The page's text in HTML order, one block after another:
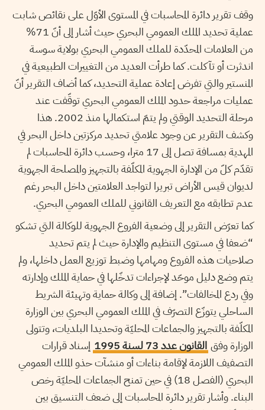
وقف تقرير دائرة المحاسبات في المستوى الأوّل على نقائص شابت
عملية تحديد الملك العمومي البحري حيث أشار إلى أنّ 71%
من العلامات المحدّدة للملك العمومي البحري بولاية سوسة
اندثرت أو تآكلت. كما طرأت العديد من التغييرات الطبيعية في
المنستير والتي تفرض إعادة عملية التحديد، كما أضاف التقرير أنّ
عمليات مراجعة حدود الملك العمومي البحري توقّفت عند
مرحلة التحديد الوقتي ولم يتمّ استكمالها منذ 2002. هذا
وكشف التقرير عن وجود علامتي تحديد مركزتين داخل البحر في
المهدية بمسافة تصل إلى 17 مترا، وحسب دائرة المحاسبات لم
تقدّم كلّ من الإدارة الجهوية المكلّفة بالتجهيز والمصلحة الجهوية
لديوان قيس الأراض تبريرا لتواجد العلامتين داخل البحر رغم
عدم تطابقه مع التعريف القانوني للملك العمومي البحري.
كما تعرّض التقرير إلى وضعية الفروع الجهوية للوكالة التي تشكو
“ضعفا في مستوى التنظيم والإدارة حيث لم يتم تحديد
صلاحيات هذه الفروع ومهامها وضبط توزيع العمل داخلها، ولم
يتم وضع دليل موحّد لإجراءات تدخّلها في حماية الملك وإدارته
وفي ردع المخالفات”. إضافة إلى وكالة حماية وتهيئة الشريط
الساحلي يتوزّع التصرّف في الملك العمومي البحري بين الوزارة
المكلّفة بالتجهيز والجماعات المحليّة وتحديدا البلديات، وتتولى
الوزارة وفق القانون عدد 73 لسنة 1995
إسناد قرارات
التصفيف اللازمة لإقامة بناءات أو منشآت حذو الملك العمومي
البحري (الفصل 18) في حين تمنح الجماعات المحليّة رخص
البناء. وأشار تقرير دائرة المحاسبات إلى ضعف التنسيق بين